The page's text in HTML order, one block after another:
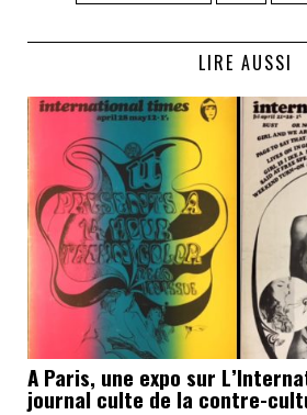
LIRE AUSSI
A Paris, une expo sur
journal culte de la contre-